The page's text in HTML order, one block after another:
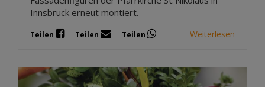
Innsbruck erneut montiert.
Teilen Teilen Teilen Weiterlesen